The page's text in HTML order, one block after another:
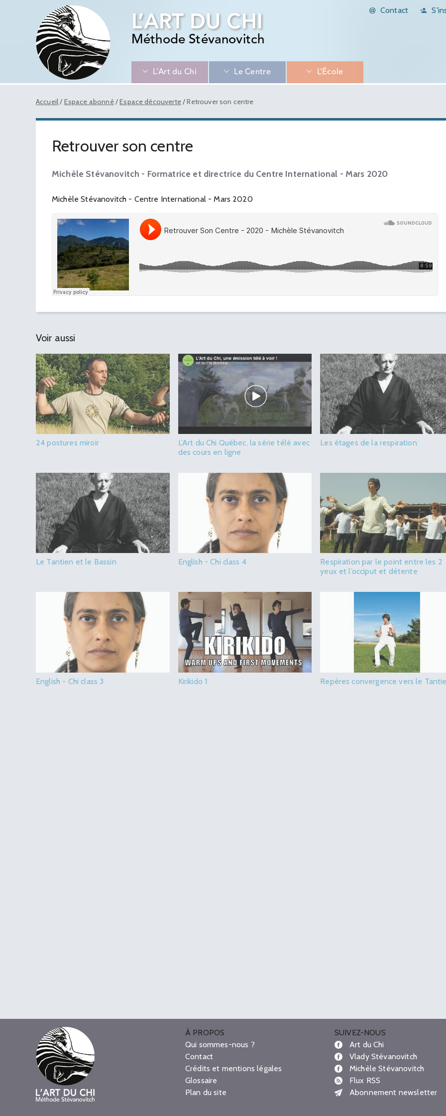
L’ART DU CHI
Méthode Stévanovitch
Contact
L’Art du Chi Le Centre L’École
Accueil/ Espace abonné/Espace découverte/Retrouver son centre
Retrouver son centre
Michèle Stévanovitch - Formatrice et directrice du Centre International - Mars 2020
Michèle Stévanovitch - Centre International - Mars 2020
Voir aussi
24 postures miroir
L’Art du Chi Québec, la série télé avec
des cours en ligne
Les étages de la respiration
Le Tantien et le Bassin English - Chi class 4
Respiration par le point entre les 2
yeux et l’occiput et détente
English - Chi class 3 Kirikido 1 Repères convergence vers le
À PROPOS
Qui sommes-nous ?
Contact
Crédits et mentions légales
Glossaire
Plan du site
SUIVEZ-NOUS
Art du Chi
Vlady Stévanovitch
Michèle Stévanovitch
Flux RSS
Abonnement newsletter